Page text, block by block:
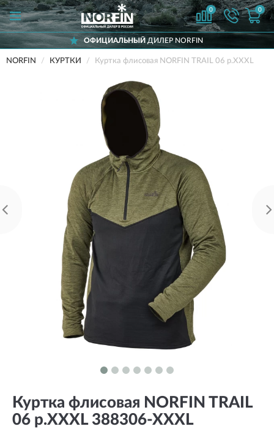
0 0
ОФИЦИАЛЬНЫЙ ДИЛЕР NORFIN
NORFIN КУРТКИ Куртка флисовая NORFIN TRAIL 06 р.XXXL
Куртка флисовая NORFIN TRAIL
06 р.XXXL 388306-XXXL